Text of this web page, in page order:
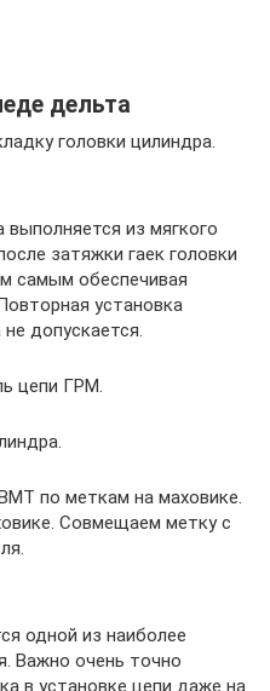
дельта
головки цилиндра.
из мягкого
затяжки гаек головки
самым обеспечивая
установка
допускается.
цепи ГРМ.
по меткам на маховике.
Совмещаем метку с
одной из наиболее
Важно очень точно
в установке цепи даже на